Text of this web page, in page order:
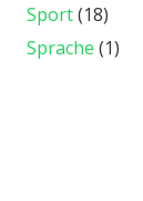
Sport(18)
Sprache (1)